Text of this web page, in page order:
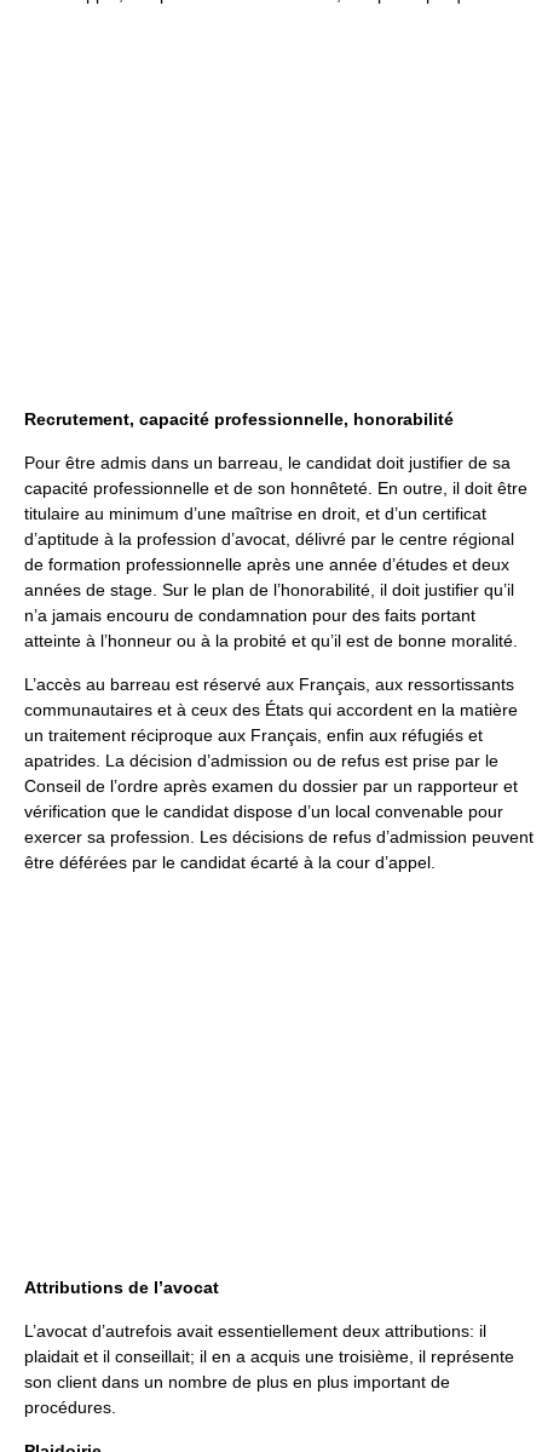
Recrutement, capacité professionnelle, honorabilité
Pour être admis dans un barreau, le candidat doit justifier de sa
capacité professionnelle et de son honnêteté. En outre, il doit être
titulaire au minimum d’une maîtrise en droit, et d’un certificat
d’aptitude à la profession d’avocat, délivré par le centre régional
de formation professionnelle après une année d’études et deux
années de stage. Sur le plan de l’honorabilité, il doit justifier qu’il
n’a jamais encouru de condamnation pour des faits portant
atteinte à l’honneur ou à la probité et qu’il est de bonne moralité.
L’accès au barreau est réservé aux Français, aux ressortissants
communautaires et à ceux des États qui accordent en la matière
un traitement réciproque aux Français, enfin aux réfugiés et
apatrides. La décision d’admission ou de refus est prise par le
Conseil de l’ordre après examen du dossier par un rapporteur et
vérification que le candidat dispose d’un local convenable pour
exercer sa profession. Les décisions de refus d’admission peuvent
être déférées par le candidat écarté à la cour d’appel.
Attributions de l’avocat
L’avocat d’autrefois avait essentiellement deux attributions: il
plaidait et il conseillait; il en a acquis une troisième, il représente
son client dans un nombre de plus en plus important de
procédures.